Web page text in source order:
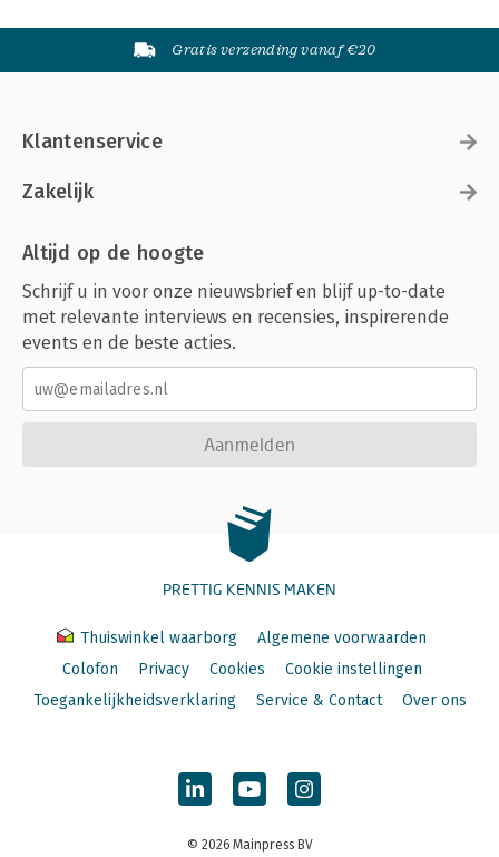
Gratis verzending vanaf €20
Klantenservice
Zakelijk
Altijd op de hoogte
Schrijf u in voor onze nieuwsbrief en blijf up-to-date
met relevante interviews en recensies, inspirerende
events en de beste acties.
Aanmelden
PRETTIG KENNIS MAKEN
Thuiswinkel waarborg
Algemene voorwaarden
Colofon
Privacy Cookies
Cookie instellingen
Toegankelijkheidsverklaring
Service & Contact Over ons
© 2026 Mainpress BV